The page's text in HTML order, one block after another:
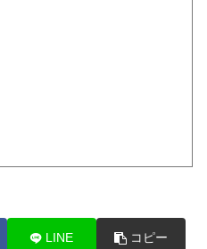
LINE コピー